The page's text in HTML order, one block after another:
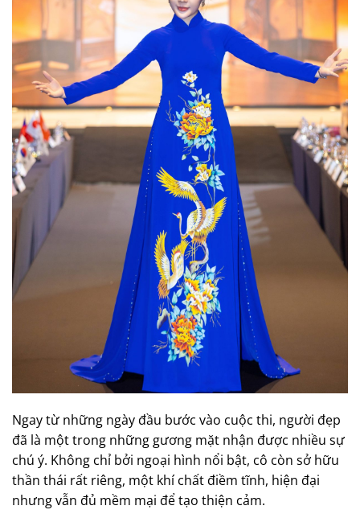
Ngay từ những ngày đầu bước vào cuộc thi, người đẹp
đã là một trong những gương mặt nhận được nhiều sự
chú ý. Không chỉ bởi ngoại hình nổi bật, cô còn sở hữu
thần thái rất riêng, một khí chất điềm tĩnh, hiện đại
nhưng vẫn đủ mềm mại để tạo thiện cảm.